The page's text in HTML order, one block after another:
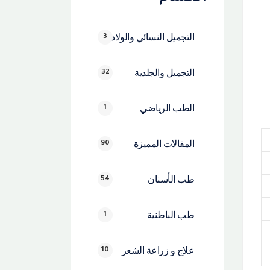
التجميل النسائي والولادة3
التجميل والجلدية 32
الطب الرياضي 1
المقالات المميزة 90
طب الأسنان 54
طب الباطنية 1
علاج و زراعة الشعر 10